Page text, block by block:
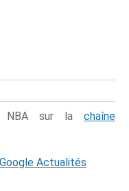
NBA sur la chaîne
Google Actualités